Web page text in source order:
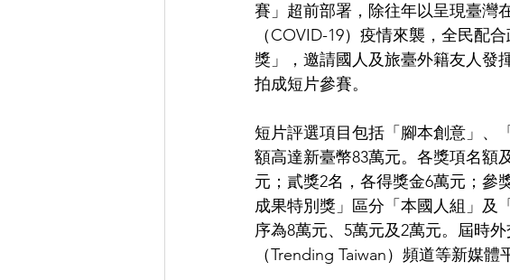
賽」超前部署，除往年以呈現臺灣
（COVID-19）疫情來襲，全民配
獎」，邀請國人及旅臺外籍友人發
拍成短片參賽。
短片評選項目包括「腳本創意」、
額高達新臺幣83萬元。各獎項名額
元；貳獎2名，各得獎金6萬元；參
成果特別獎」區分「本國人組」及
序為8萬元、5萬元及2萬元。屆時
（Trending Taiwan）頻道等新媒